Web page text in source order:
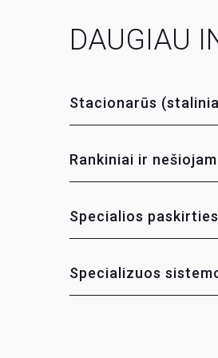
DAUGIAU
Stacionarūs
Rankiniai ir
Specialios
Specializuos